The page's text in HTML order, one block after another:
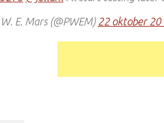
E. Mars (@PWEM) 22 oktober